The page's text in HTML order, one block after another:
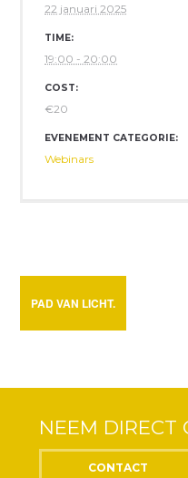
22 januari 2025
TIME:
19:00 - 20:00
COST:
€20
EVENEMENT CATEGORIE:
Webinars
PAD VAN LICHT.
NEEM DIRECT
CONTACT